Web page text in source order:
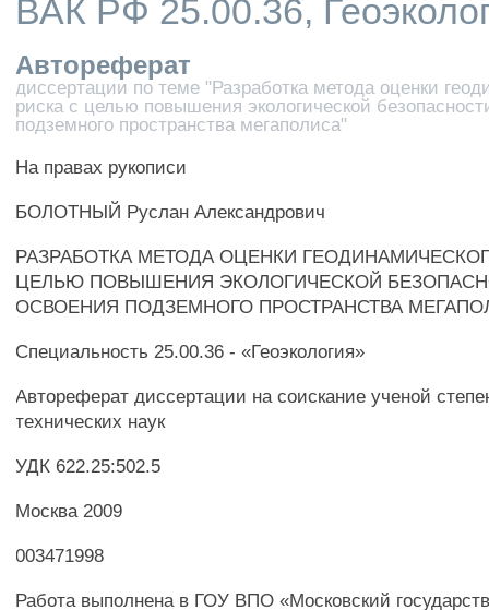
ВАК РФ 25.00.36,
Автореферат
диссертации по теме "Разработка метода оценки
риска с целью повышения экологической
подземного пространства мегаполиса"
На правах рукописи
БОЛОТНЫЙ Руслан Александрович
РАЗРАБОТКА МЕТОДА ОЦЕНКИ
ЦЕЛЬЮ ПОВЫШЕНИЯ ЭКОЛОГИЧЕСКОЙ
ОСВОЕНИЯ ПОДЗЕМНОГО ПРОСТРАНСТВА
Специальность 25.00.36 - «Геоэкология»
Автореферат диссертации на соискание ученой
технических наук
УДК 622.25:502.5
Москва 2009
003471998
Работа выполнена в ГОУ ВПО «Московский